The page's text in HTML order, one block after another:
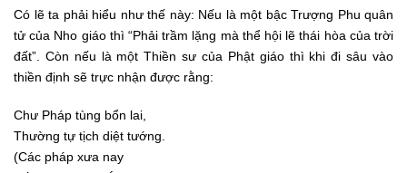
Có lẽ ta phải hiểu như thế này: Nếu là một bậc Trượng Phu quân
tử của Nho giáo thì “Phải trầm lặng mà thể hội lẽ thái hòa của trời
đất”. Còn nếu là một Thiền sư của Phật giáo thì khi đi sâu vào
thiền định sẽ trực nhận được rằng:
Chư Pháp tùng bổn lai,
Thường tự tịch diệt tướng.
(Các pháp xưa nay